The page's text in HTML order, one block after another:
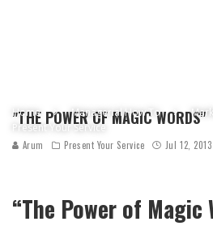
Home Managerial How To
Present Your Service
"THE POWER OF MAGIC WORDS"
Arum Present Your Service Jul 12, 2013
“The Power of Magic